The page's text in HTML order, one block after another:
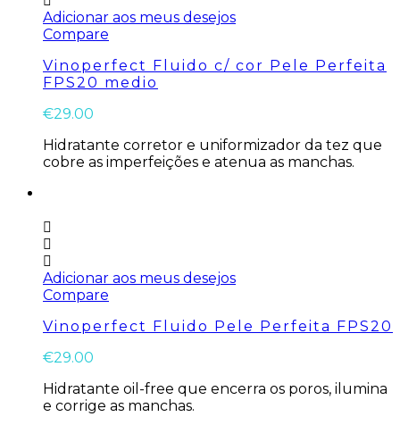
Adicionar aos meus desejos
Compare
Vinoperfect Fluido c/ cor Pele Perfeita
FPS20 medio
€29.00
Hidratante corretor e uniformizador da tez que
cobre as imperfeições e atenua as manchas.
Adicionar aos meus desejos
Compare
Vinoperfect Fluido Pele Perfeita FPS20
€29.00
Hidratante oil-free que encerra os poros, ilumina
e corrige as manchas.